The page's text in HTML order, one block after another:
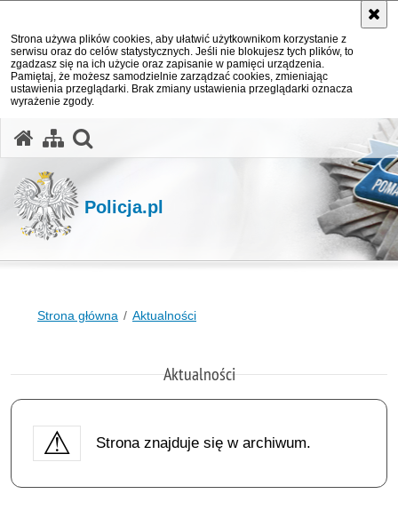
Strona używa plików cookies, aby ułatwić użytkownikom korzystanie z
serwisu oraz do celów statystycznych. Jeśli nie blokujesz tych plików, to
zgadzasz się na ich użycie oraz zapisanie w pamięci urządzenia.
Pamiętaj, że możesz samodzielnie zarządzać cookies, zmieniając
ustawienia przeglądarki. Brak zmiany ustawienia przeglądarki oznacza
wyrażenie zgody.
Policja.pl
Strona główna Aktualności
Aktualności
Strona znajduje się w archiwum.